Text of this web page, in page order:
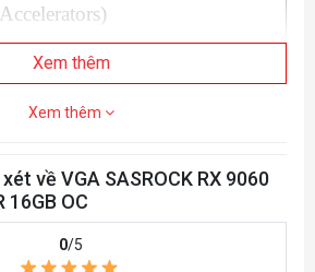
Accelerators)
20Gbps
Digital Max Resolution:
7680x4320
Xem thêm
Xem thêm
về VGA SASROCK RX 9060
16GB OC
0/5